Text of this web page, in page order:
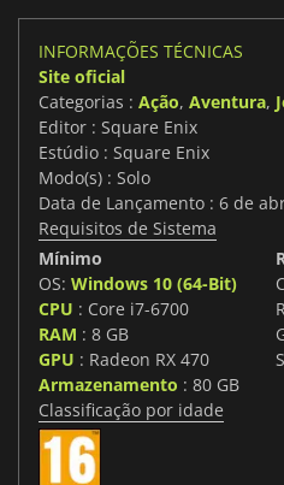
INFORMAÇÕES TÉCNICAS
Site oficial
Categorias : Ação, Aventura,
Editor : Square Enix
Estúdio : Square Enix
Modo(s) : Solo
Data de Lançamento : 6 de
Requisitos de Sistema
Mínimo
OS: Windows 10 (64-Bit)
CPU : Core i7-6700
RAM : 8 GB
GPU : Radeon RX 470
Armazenamento : 80 GB
Classificação por idade